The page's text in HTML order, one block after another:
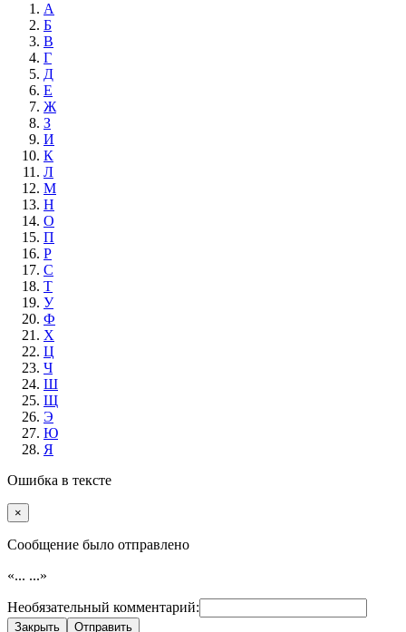
А
Б
В
Г
Д
Е
Ж
З
И
К
Л
М
Н
О
П
Р
С
Т
У
Ф
Х
Ц
Ч
Ш
Щ
Э
Ю
Я
Ошибка в тексте
×
Cообщение было отправлено
«... ...»
Необязательный комментарий:
Закрыть Отправить